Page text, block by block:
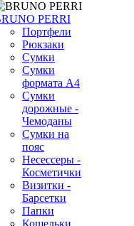
PERRI
Портфели
Рюкзаки
Сумки
Сумки
формата А4
Сумки
дорожные -
Чемоданы
Сумки на
пояс
Несессеры -
Косметички
Визитки -
Барсетки
Папки
Кошельки